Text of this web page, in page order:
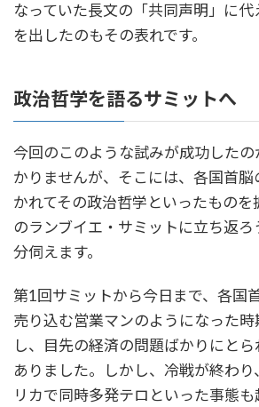
なっていた長文の「共同声明」に代
を出したのもその表れです。
政治哲学を語るサミットへ
今回のこのような試みが成功した
かりませんが、そこには、各国首
かれてその政治哲学といったもの
のランブイエ・サミットに立ち返
分伺えます。
第1回サミットから今日まで、各国
売り込む営業マンのようになった
し、目先の経済の問題ばかりにと
ありました。しかし、冷戦が終わ
リカで同時多発テロといった事態